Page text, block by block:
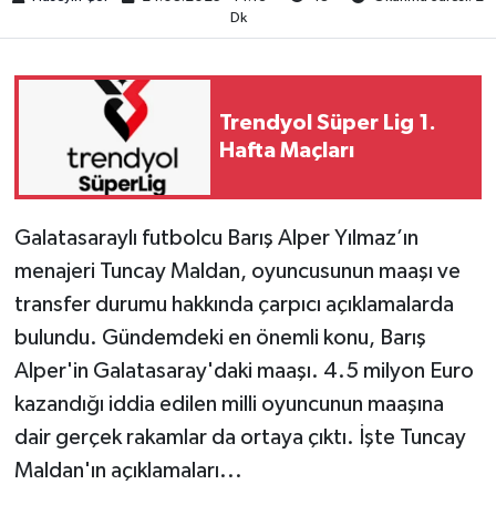
Dk
Trendyol Süper Lig 1.
Hafta Maçları
Galatasaraylı futbolcu Barış Alper Yılmaz’ın
menajeri Tuncay Maldan, oyuncusunun maaşı ve
transfer durumu hakkında çarpıcı açıklamalarda
bulundu. Gündemdeki en önemli konu, Barış
Alper'in Galatasaray'daki maaşı. 4.5 milyon Euro
kazandığı iddia edilen milli oyuncunun maaşına
dair gerçek rakamlar da ortaya çıktı. İşte Tuncay
Maldan'ın açıklamaları...